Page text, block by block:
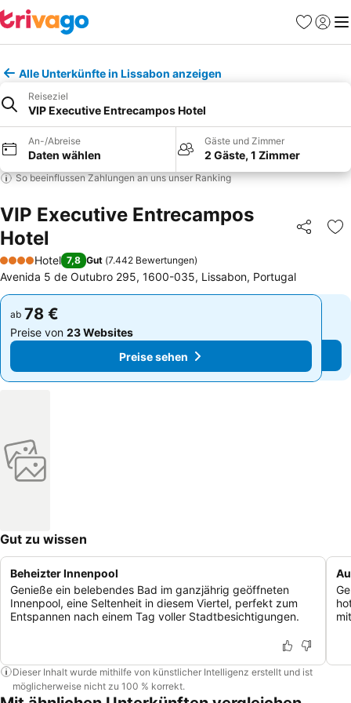
Favoriten
Alle Unterkünfte in Lissabon anzeigen
Reiseziel
VIP Executive Entrecampos Hotel
An-/Abreise
Daten wählen
Gäste und Zimmer
2 Gäste, 1 Zimmer
So beeinflussen Zahlungen an uns unser Ranking
VIP Executive Entrecampos
Hotel
Teilen
4 Sterne
Hotel 7,8 Gut (7.442 Bewertungen)
Avenida 5 de Outubro 295, 1600-035, Lissabon, Portugal
ab 78 €
Preise von 23 Websites
Preise sehen
ab 78 €
Preise von 23 Websites
Preise sehen
Gut zu wissen
Beheizter Innenpool
Genieße ein belebendes Bad im ganzjährig geöffneten
Innenpool, eine Seltenheit in diesem Viertel, perfekt zum
Entspannen nach einem Tag voller Stadtbesichtigungen.
Dieser Inhalt wurde mithilfe von künstlicher Intelligenz erstellt und ist
möglicherweise nicht zu 100 % korrekt.